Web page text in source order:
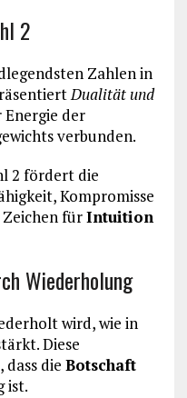
2
Zahlen in
Dualität und
Energie der
verbunden.
2 fördert die
Kompromisse
Zeichen fürIntuition
Wiederholung
wird, wie in
Diese
die Botschaft
ist.